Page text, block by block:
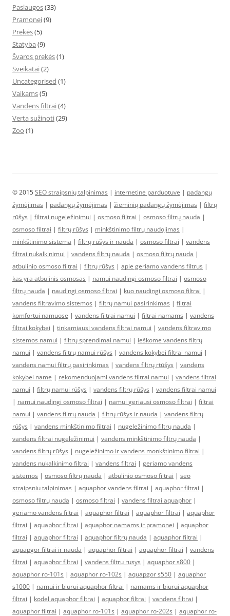
Paslaugos(33)
Pramonei(9)
Prekės(5)
Statyba (9)
Švaros prekės(1)
Sveikatai(2)
Uncategorised (1)
Vaikams(5)
Vandens filtrai(4)
Verta sužinoti(29)
Zoo (1)
© 2015SEO straipsnių talpinimas | internetine parduotuve | padangų
žymėjimas | padangų žymėjimas | žieminių padangų žymėjimas | filtrų
rūšys | filtrai nugeležinimui | osmoso filtrai | osmoso filtrų nauda |
osmoso filtrai | filtrų rūšys | minkštinimo filtrų naudojimas |
minkštinimo sistema | filtrų rūšys ir nauda | osmoso filtrai | vandens
filtrai nukalkinimui | vandens filtrų nauda | osmoso filtrų nauda |
atbulinio osmoso filtrai | filtrų rūšys | apie geriamo vandens filtrus |
kas yra atbulinis osmosas | namui naudingi osmoso filtrai | osmoso
filtrų nauda | naudingi osmoso filtrai | kuo naudingi osmoso filtrai |
vandens filtravimo sistemos | filtrų namui pasirinkimas | filtrai
komfortui namuose | vandens filtrai namui | filtrai namams | vandens
filtrai kokybei | tinkamiausi vandens filtrai namui | vandens filtravimo
sistemos namui | filtrų sprendimai namui | ieškome vandens filtrų
namui | vandens filtrų namui rūšys | vandens kokybei filtrai namui |
vandens namui filtrų pasirinkimas | vandens filtrų rtūšys | vandens
kokybei name | rekomenduojami vandens filtrai namui | vandens filtrai
namui | filtrų namui rūšys | vandens filtrų rūšys | vandens filtrai namui
| namui naudingi osmoso filtrai | namui geriausi osmoso filtrai | filtrai
namui | vandens filtrų nauda | filtrų rūšys ir nauda | vandens filtrų
rūšys | vandens minkštinimo filtrai | nugeležinimo filtrų nauda |
vandens filtrai nugeležinimui | vandens minkštinimo filtrų nauda |
vandens filtrų rūšys | nugeležinimo ir vandens monkštinimo filtrai |
vandens nukalkinimo filtrai | vandens filtrai | geriamo vandens
sistemos | osmoso filtrų nauda | atbulinio osmoso filtrai | seo
straipsniu talpinimas | aquaphor vandens filtrai | aquaphor filtrai |
osmoso filtrų nauda | osmoso filtrai | vandens filtrai aquaphor |
geriamo vandens filtrai | aquaphor filtrai | aquaphor filtrai | aquaphor
filtrai | aquaphor filtrai | aquaphor namams ir pramonei | aquaphor
filtrai | aquaphor filtrai | aquaphor filtrų nauda | aquaphor filtrai |
aquapgor filtrai ir nauda | aquaphor filtrai | aquaphor filtrai | vandens
filtrai | aquaphor filtrai | vandens filtru rusys | aquaphor s800 |
aquaphor ro-101s | aquaphor ro-102s | aquapgor s550 | aquaphor
s1000 | namui ir biurui aquaphor filtrai | namams ir biurui aquaphor
filtrai | kodel aquaphor filtrai | aquaphor filtrai | vandens filtrai |
aquaphor filtrai | aquaphor ro-101s | aquaphor ro-202s | aquaphor ro-